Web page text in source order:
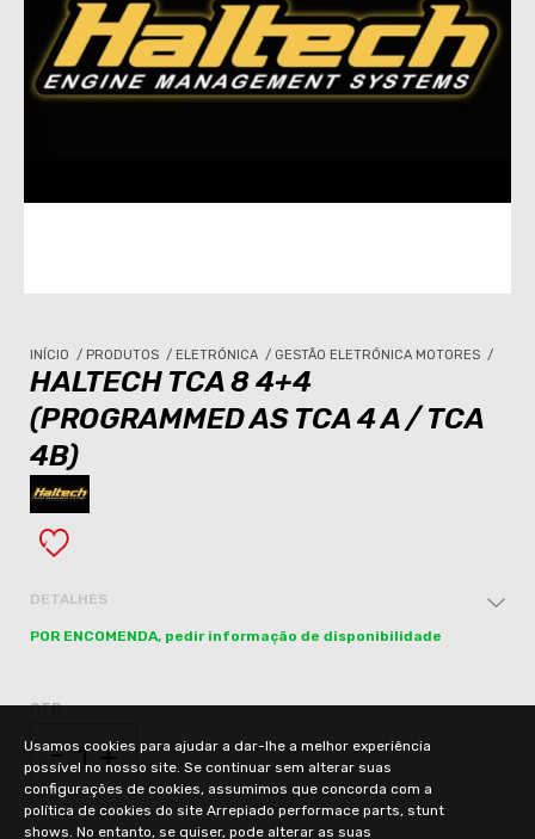
INÍCIO / PRODUTOS / ELETRÓNICA / GESTÃO ELETRÓNICA MOTORES /
HALTECH TCA 8 4+4
(PROGRAMMED AS TCA 4 A / TCA
4B)
DETALHES
POR ENCOMENDA, pedir informação de disponibilidade
QTD.
- +
Usamos cookies para ajudar a dar-lhe a melhor experiência
possível no nosso site. Se continuar sem alterar suas
configurações de cookies, assumimos que concorda com a
política de cookies do site Arrepiado performace parts, stunt
shows. No entanto, se quiser, pode alterar as suas